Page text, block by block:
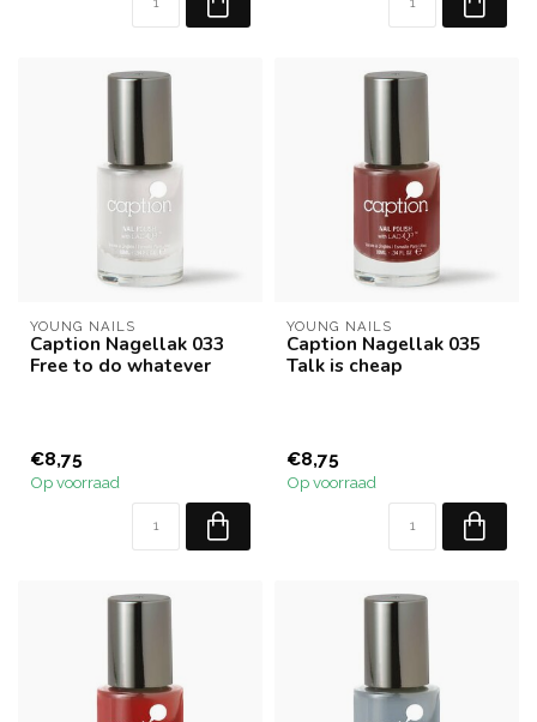
YOUNG NAILS
Caption Nagellak 033
Free to do whatever
€8,75
Op voorraad
YOUNG NAILS
Caption Nagellak 035
Talk is cheap
€8,75
Op voorraad